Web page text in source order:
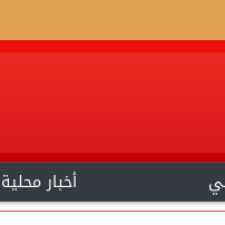
أخبار محلية